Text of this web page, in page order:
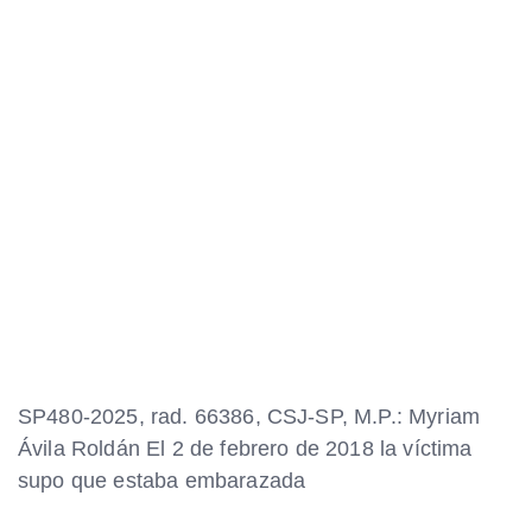
SP480-2025, rad. 66386, CSJ-SP, M.P.: Myriam
Ávila Roldán El 2 de febrero de 2018 la víctima
supo que estaba embarazada